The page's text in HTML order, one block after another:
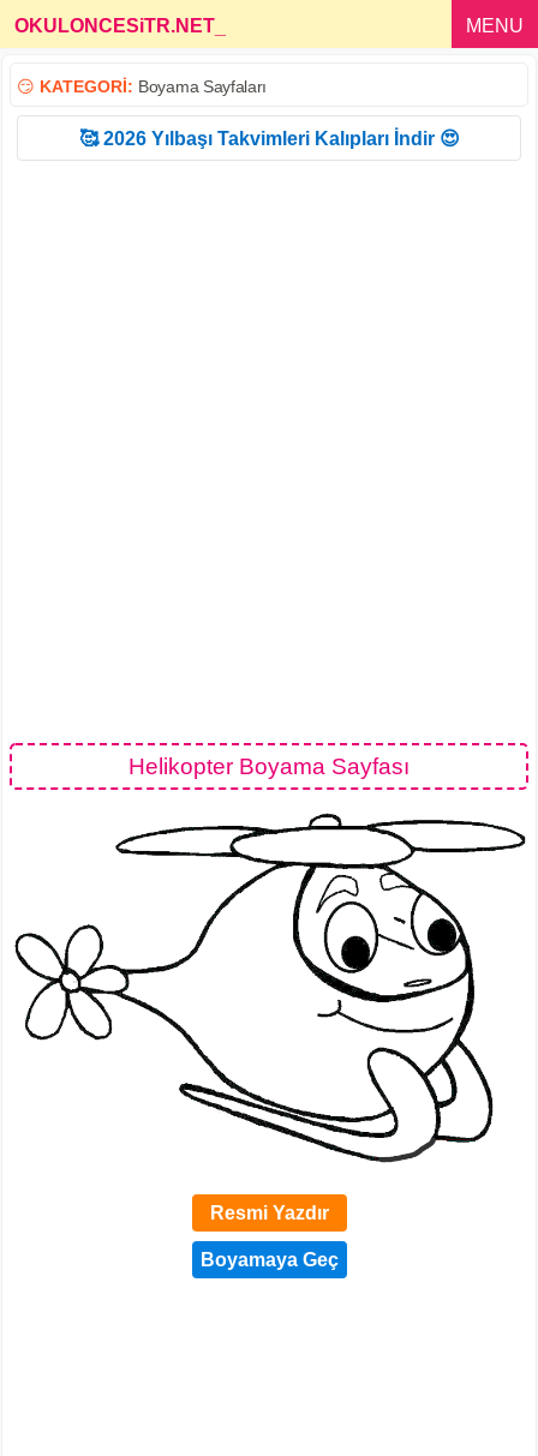
OKULONCESiTR.NET MENU
😏 KATEGORİ: Boyama Sayfaları
🥰 2026 Yılbaşı Takvimleri Kalıpları İndir 😍
Helikopter Boyama Sayfası
Resmi Yazdır